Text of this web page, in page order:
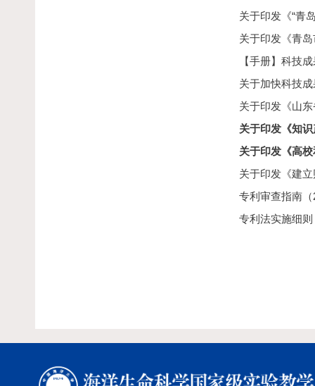
关于印发《“青
关于印发《青
【手册】科技
关于加快科技
关于印发《山
关于印发《知
关于印发《高
关于印发《建
专利审查指南
专利法实施细